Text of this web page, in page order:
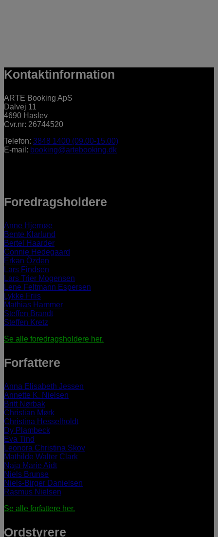
Kontaktinformation
ARTE Booking ApS
Dalvej 11
4690 Haslev
Cvr.nr: 26744520
Telefon: 3848 1400 (09.00-15.00)
E-mail: booking@artebooking.dk
Foredragsholdere
Anne Hjernøe
Bente Klarlund
Bertel Haarder
Connie Hedegaard
Erkan Özden
Lars Findsen
Lars Trier Mogensen
Lene Feltmann Espersen
Lykke Friis
Mathias Hammer
Steffen Brandt
Steffen Kretz
Se alle foredragsholdere her.
Forfattere
Anna Elisabeth Jessen
Annette K. Nielsen
Britt Nørbak
Christian Mørk
Christina Hesselholdt
Dy Plambeck
Eva Tind
Leonora Christina Skov
Mathilde Walter Clark
Naja Marie Aidt
Niels Brunse
Niels-Birger Danielsen
Rasmus Nielsen
Se alle forfattere her.
Ordstyrere